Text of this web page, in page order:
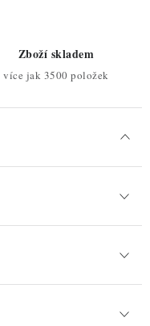
Zboží skladem
více jak 3500 položek